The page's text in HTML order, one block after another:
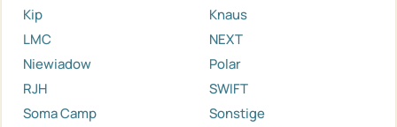
Kip
Knaus
LMC
NEXT
Niewiadow
Polar
RJH
SWIFT
Soma Camp
Sonstige